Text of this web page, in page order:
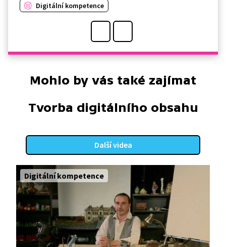
Digitální kompetence
Mohlo by vás také zajímat
Tvorba digitálního obsahu
Další videa
Digitální kompetence